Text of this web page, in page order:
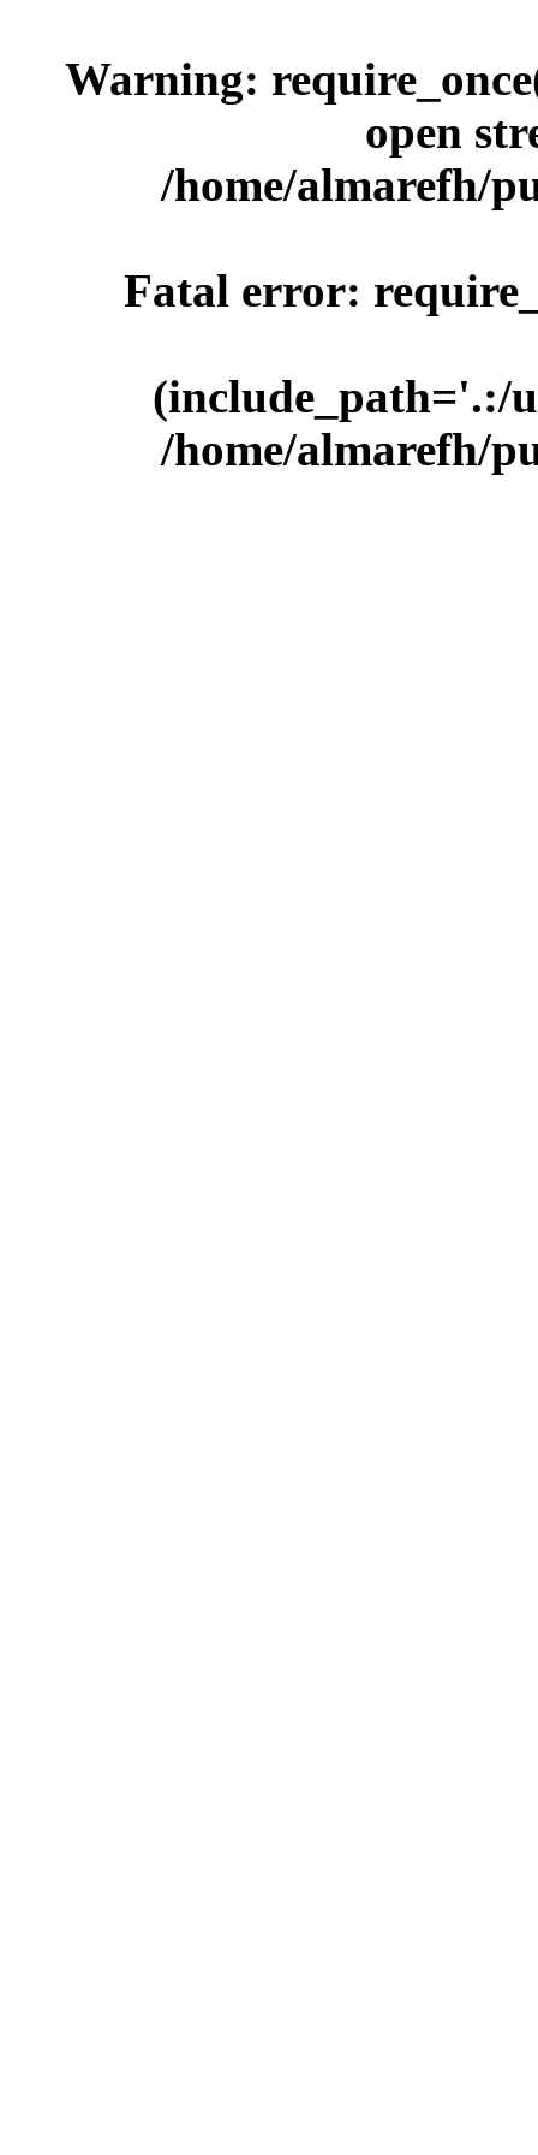
Warning:
open
/home/almarefh/
Fatal error:
(include_path='.:/
/home/almarefh/